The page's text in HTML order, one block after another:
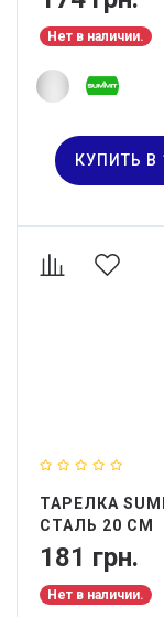
Нет в наличии.
КУПИТЬ В
ТАРЕЛКА
СТАЛЬ 20 СМ
181 грн.
Нет в наличии.